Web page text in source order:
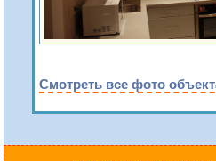
Смотреть все фото